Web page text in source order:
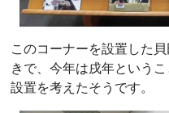
このコーナーを設置した
きで、今年は戌年というこ
設置を考えたそうです。